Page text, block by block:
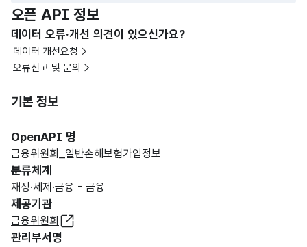
오픈 API 정보
데이터 오류·개선 의견이 있으신가요?
데이터 개선요청
오류신고 및 문의
기본 정보
OpenAPI 명
금융위원회_일반손해보험가입정보
분류체계
재정·세제·금융 - 금융
제공기관
금융위원회
관리부서명